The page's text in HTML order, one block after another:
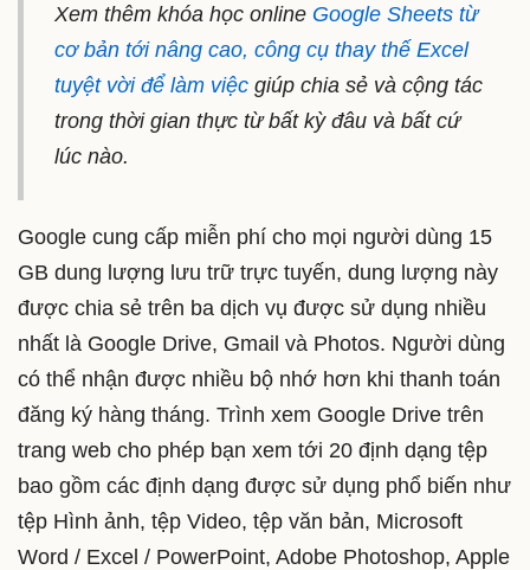
Xem thêm khóa học online Google Sheets từ
cơ bản tới nâng cao, công cụ thay thế Excel
tuyệt vời để làm việcgiúp chia sẻ và cộng tác
trong thời gian thực từ bất kỳ đâu và bất cứ
lúc nào.
Google cung cấp miễn phí cho mọi người dùng 15
GB dung lượng lưu trữ trực tuyến, dung lượng này
được chia sẻ trên ba dịch vụ được sử dụng nhiều
nhất là Google Drive, Gmail và Photos. Người dùng
có thể nhận được nhiều bộ nhớ hơn khi thanh toán
đăng ký hàng tháng. Trình xem Google Drive trên
trang web cho phép bạn xem tới 20 định dạng tệp
bao gồm các định dạng được sử dụng phổ biến như
tệp Hình ảnh, tệp Video, tệp văn bản, Microsoft
Word / Excel / PowerPoint, Adobe Photoshop, Apple